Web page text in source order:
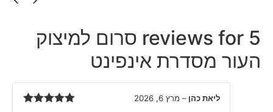
5 reviews for
סרום למיצוק
העור מסדרת אינפינט
ליאת כהן – מרץ 6, 2026